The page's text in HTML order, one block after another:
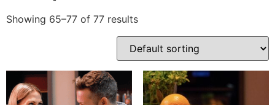
Showing 65–77 of 77 results